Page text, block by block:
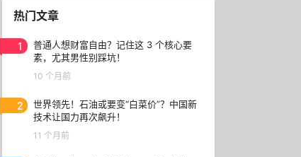
热门文章
1
普通人想财富自由？记住这 3 个核心要
素，尤其男性别踩坑！
10 个月前
2
世界领先！石油或要变“白菜价”？中国新
技术让国力再次飙升！
11 个月前